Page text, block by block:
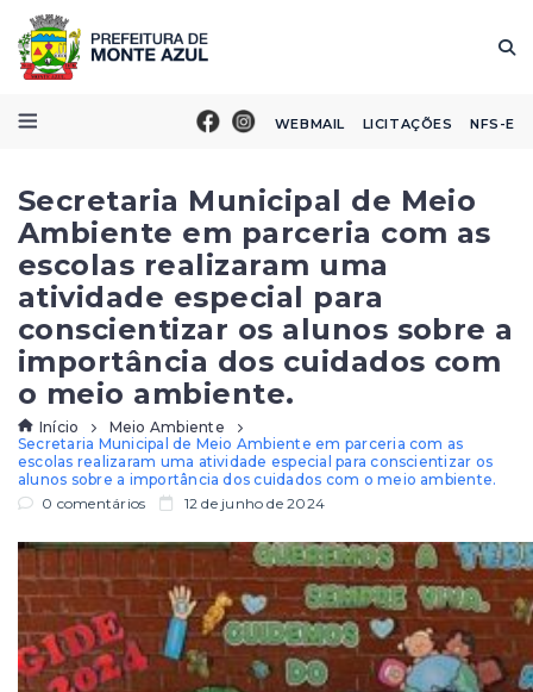
WEBMAIL LICITAÇÕES NFS-E
Secretaria Municipal de Meio
Ambiente em parceria com as
escolas realizaram uma
atividade especial para
conscientizar os alunos sobre a
importância dos cuidados com
o meio ambiente.
Início
Meio Ambiente
Secretaria Municipal de Meio Ambiente em parceria com as
escolas realizaram uma atividade especial para conscientizar os
alunos sobre a importância dos cuidados com o meio ambiente.
0 comentários
12 de junho de 2024